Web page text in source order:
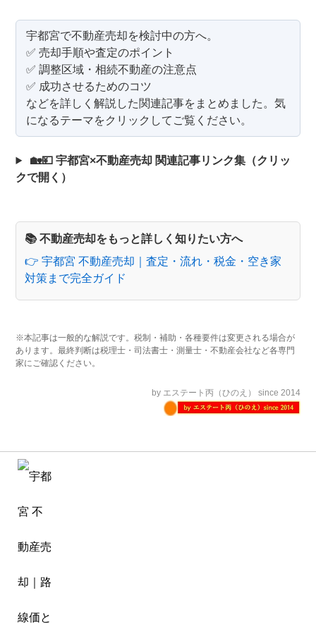
宇都宮で不動産売却を検討中の方へ。
✅ 売却手順や査定のポイント
✅ 調整区域・相続不動産の注意点
✅ 成功させるためのコツ
などを詳しく解説した関連記事をまとめました。気
になるテーマをクリックしてご覧ください。
🏡💴 宇都宮×不動産売却 関連記事リンク集（クリッ
クで開く）
📚 不動産売却をもっと詳しく知りたい方へ
👉 宇都宮 不動産売却｜査定・流れ・税金・空き家
対策まで完全ガイド
※本記事は一般的な解説です。税制・補助・各種要件は変更される場合が
あります。最終判断は税理士・司法書士・測量士・不動産会社など各専門
家にご確認ください。
by エステート丙（ひのえ） since 2014